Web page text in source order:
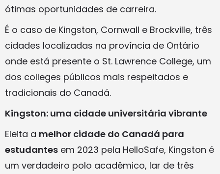
ótimas oportunidades de carreira.
É o caso de Kingston, Cornwall e Brockville, três
cidades localizadas na província de Ontário
onde está presente o St. Lawrence College, um
dos colleges públicos mais respeitados e
tradicionais do Canadá.
Kingston: uma cidade universitária vibrante
Eleita a melhor cidade do Canadá para
estudantes em 2023 pela HelloSafe, Kingston é
um verdadeiro polo acadêmico, lar de três